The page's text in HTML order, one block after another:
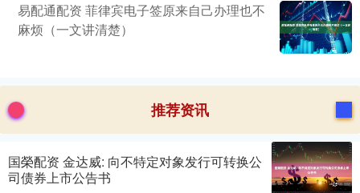
易配通配资 菲律宾电子签原来自己办理也不
麻烦（一文讲清楚）
推荐资讯
国榮配资 金达威: 向不特定对象发行可转换公
司债券上市公告书